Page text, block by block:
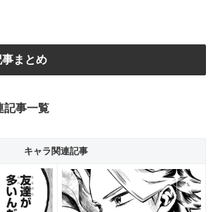
事まとめ
記事一覧
キャラ関連記事